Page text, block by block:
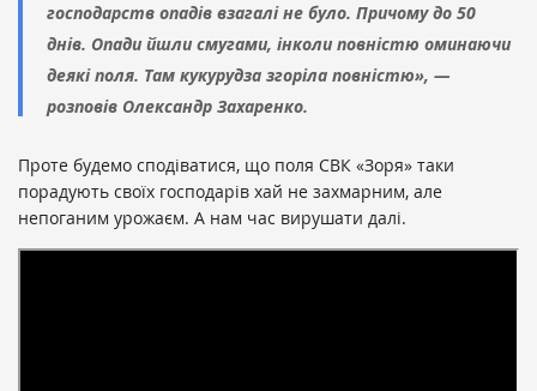
господарств опадів взагалі не було. Причому до 50
днів. Опади йшли смугами, інколи повністю оминаючи
деякі поля. Там кукурудза згоріла повністю», —
розповів Олександр Захаренко.
Проте будемо сподіватися, що поля СВК «Зоря» таки
порадують своїх господарів хай не захмарним, але
непоганим урожаєм. А нам час вирушати далі.